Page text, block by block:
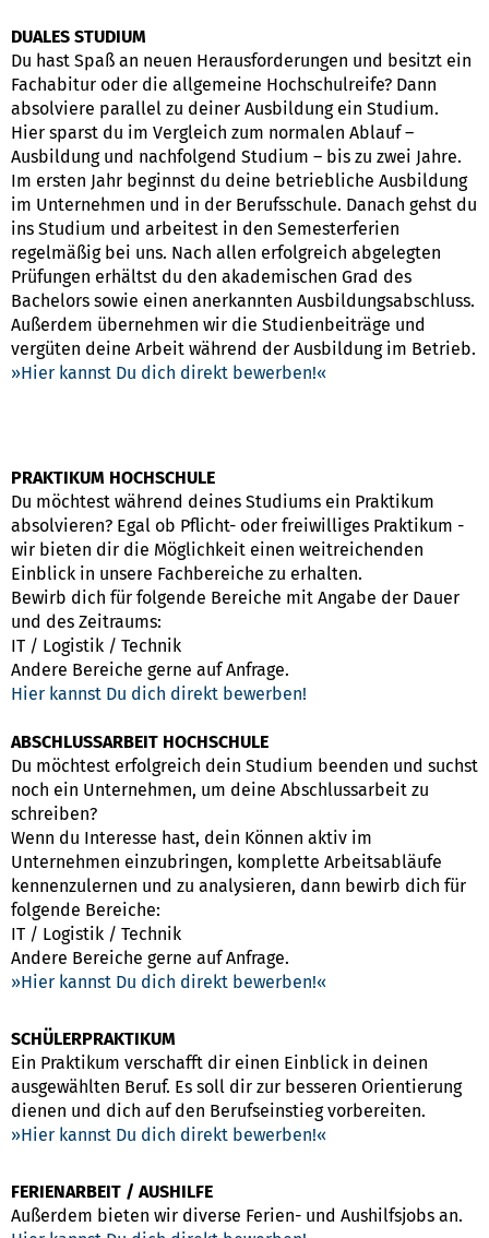
DUALES STUDIUM
Du hast Spaß an neuen Herausforderungen und besitzt ein
Fachabitur oder die allgemeine Hochschulreife? Dann
absolviere parallel zu deiner Ausbildung ein Studium.
Hier sparst du im Vergleich zum normalen Ablauf –
Ausbildung und nachfolgend Studium – bis zu zwei Jahre.
Im ersten Jahr beginnst du deine betriebliche Ausbildung
im Unternehmen und in der Berufsschule. Danach gehst du
ins Studium und arbeitest in den Semesterferien
regelmäßig bei uns. Nach allen erfolgreich abgelegten
Prüfungen erhältst du den akademischen Grad des
Bachelors sowie einen anerkannten Ausbildungsabschluss.
Außerdem übernehmen wir die Studienbeiträge und
vergüten deine Arbeit während der Ausbildung im Betrieb.
Hier kannst Du dich direkt bewerben!
PRAKTIKUM HOCHSCHULE
Du möchtest während deines Studiums ein Praktikum
absolvieren? Egal ob Pflicht- oder freiwilliges Praktikum -
wir bieten dir die Möglichkeit einen weitreichenden
Einblick in unsere Fachbereiche zu erhalten.
Bewirb dich für folgende Bereiche mit Angabe der Dauer
und des Zeitraums:
IT / Logistik / Technik
Andere Bereiche gerne auf Anfrage.
Hier kannst Du dich direkt bewerben!
ABSCHLUSSARBEIT HOCHSCHULE
Du möchtest erfolgreich dein Studium beenden und suchst
noch ein Unternehmen, um deine Abschlussarbeit zu
schreiben?
Wenn du Interesse hast, dein Können aktiv im
Unternehmen einzubringen, komplette Arbeitsabläufe
kennenzulernen und zu analysieren, dann bewirb dich für
folgende Bereiche:
IT / Logistik / Technik
Andere Bereiche gerne auf Anfrage.
Hier kannst Du dich direkt bewerben!
SCHÜLERPRAKTIKUM
Ein Praktikum verschafft dir einen Einblick in deinen
ausgewählten Beruf. Es soll dir zur besseren Orientierung
dienen und dich auf den Berufseinstieg vorbereiten.
Hier kannst Du dich direkt bewerben!
FERIENARBEIT / AUSHILFE
Außerdem bieten wir diverse Ferien- und Aushilfsjobs an.